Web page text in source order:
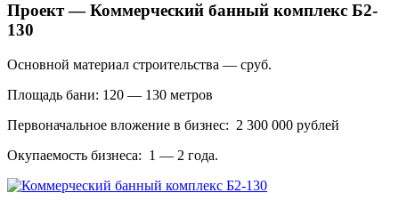
Проект — Коммерческий банный комплекс Б2-
130
Основной материал строительства — сруб.
Площадь бани: 120 — 130 метров
Первоначальное вложение в бизнес: 2 300 000 рублей
Окупаемость бизнеса: 1 — 2 года.